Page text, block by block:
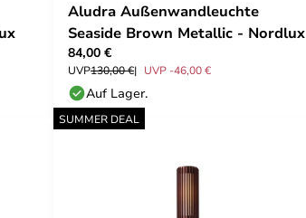
Aludra Außenwandleuchte
Seaside Brown Metallic - Nordlux
84,00 €
UVP130,00 € UVP -46,00 €
Auf Lager.
SUMMER DEAL